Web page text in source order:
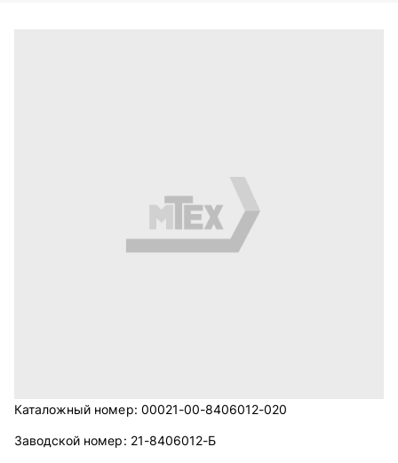
Каталожный номер: 00021-00-8406012-020
Заводской номер: 21-8406012-Б